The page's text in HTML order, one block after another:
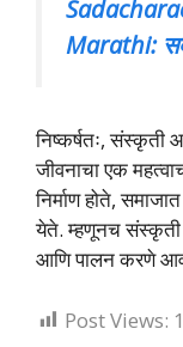
Marathi:
निष्कर्षतः, संस्कृती
जीवनाचा एक
निर्माण होते,
येते. म्हणूनच संस्कृती
आणि पालन करणे
Post Views: